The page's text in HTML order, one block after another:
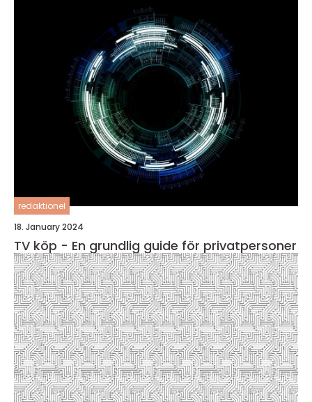
redaktionel
18. January 2024
TV köp - En grundlig guide för privatpersoner